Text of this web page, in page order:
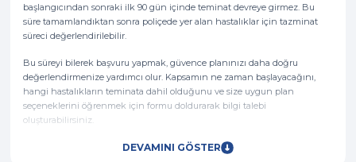
başlangıcından sonraki ilk 90 gün içinde teminat devreye girmez. Bu
süre tamamlandıktan sonra poliçede yer alan hastalıklar için tazminat
süreci değerlendirilebilir.
Bu süreyi bilerek başvuru yapmak, güvence planınızı daha doğru
değerlendirmenize yardımcı olur. Kapsamın ne zaman başlayacağını,
hangi hastalıkların teminata dahil olduğunu ve size uygun plan
seçeneklerini öğrenmek için formu doldurarak bilgi talebi
oluşturabilirsiniz.
DEVAMINI GÖSTER